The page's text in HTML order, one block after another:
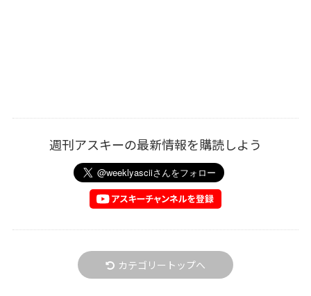
週刊アスキーの最新情報を購読しよう
カテゴリートップへ